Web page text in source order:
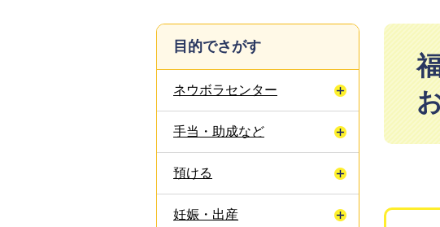
本
目的でさがす
ネウボラセンター
手当・助成など
預ける
妊娠・出産